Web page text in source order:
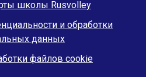
школы Rusvolley
и обработки
данных
файлов cookie